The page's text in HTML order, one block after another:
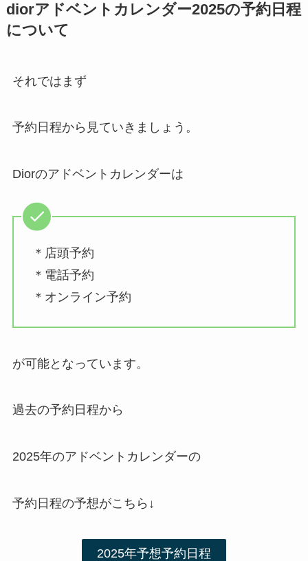
diorアドベントカレンダー2025の予約日程
について
それではまず
予約日程から見ていきましょう。
Diorのアドベントカレンダーは
＊店頭予約
＊電話予約
＊オンライン予約
が可能となっています。
過去の予約日程から
2025年のアドベントカレンダーの
予約日程の予想がこちら↓
2025年予想予約日程